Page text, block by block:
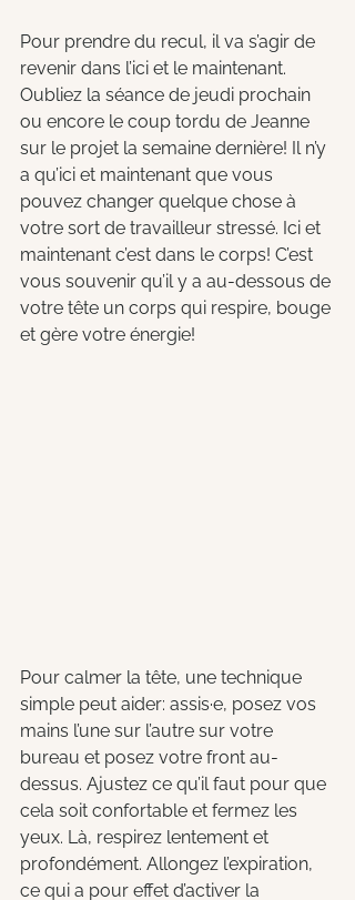
Pour prendre du recul, il va s’agir de
revenir dans l’ici et le maintenant.
Oubliez la séance de jeudi prochain
ou encore le coup tordu de Jeanne
sur le projet la semaine dernière! Il n’y
a qu’ici et maintenant que vous
pouvez changer quelque chose à
votre sort de travailleur stressé. Ici et
maintenant c’est dans le corps! C’est
vous souvenir qu’il y a au-dessous de
votre tête un corps qui respire, bouge
et gère votre énergie!
Pour calmer la tête, une technique
simple peut aider: assis·e, posez vos
mains l’une sur l’autre sur votre
bureau et posez votre front au-
dessus. Ajustez ce qu’il faut pour que
cela soit confortable et fermez les
yeux. Là, respirez lentement et
profondément. Allongez l’expiration,
ce qui a pour effet d’activer la